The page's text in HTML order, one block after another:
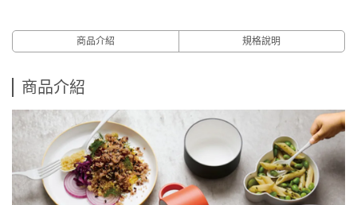
商品介紹 規格說明
商品介紹